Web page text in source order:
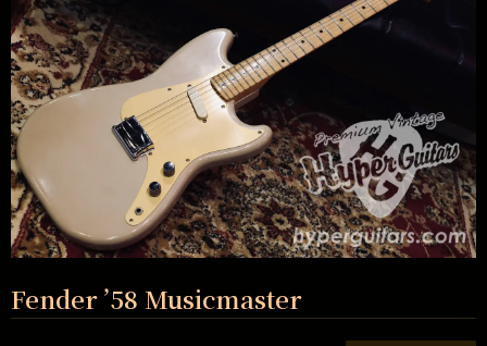
Fender ’58 Musicmaster